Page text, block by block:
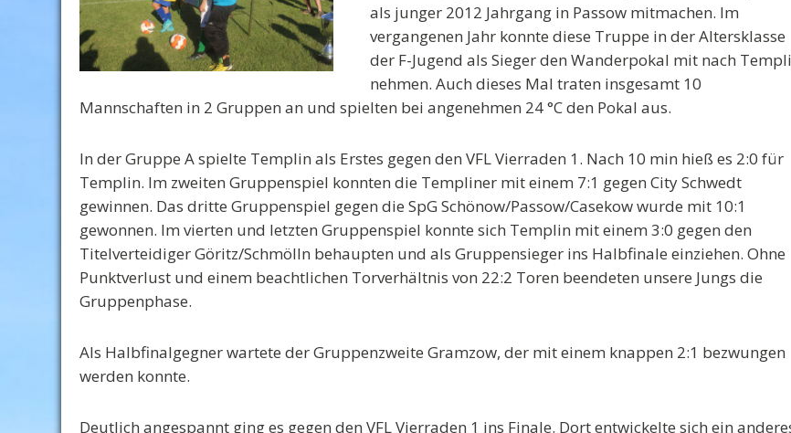
als junger 2012 Jahrgang in Passow mitmachen. Im
vergangenen Jahr konnte diese Truppe in der Altersklasse
der F-Jugend als Sieger den Wanderpokal mit nach
nehmen. Auch dieses Mal traten insgesamt 10
Mannschaften in 2 Gruppen an und spielten bei angenehmen 24 °C den Pokal aus.
In der Gruppe A spielte Templin als Erstes gegen den VFL Vierraden 1. Nach 10 min hieß es 2:0 für
Templin. Im zweiten Gruppenspiel konnten die Templiner mit einem 7:1 gegen City Schwedt
gewinnen. Das dritte Gruppenspiel gegen die SpG Schönow/Passow/Casekow wurde mit 10:1
gewonnen. Im vierten und letzten Gruppenspiel konnte sich Templin mit einem 3:0 gegen den
Titelverteidiger Göritz/Schmölln behaupten und als Gruppensieger ins Halbfinale einziehen. Ohne
Punktverlust und einem beachtlichen Torverhältnis von 22:2 Toren beendeten unsere Jungs die
Gruppenphase.
Als Halbfinalgegner wartete der Gruppenzweite Gramzow, der mit einem knappen 2:1 bezwungen
werden konnte.
Deutlich angespannt ging es gegen den VFL Vierraden 1 ins Finale. Dort entwickelte sich ein